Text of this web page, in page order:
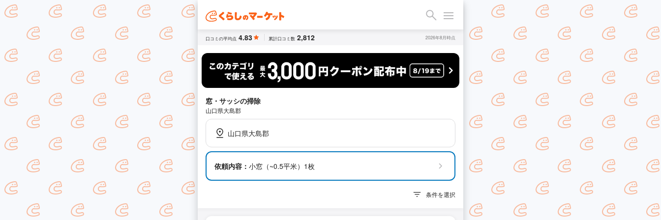
口コミの平均点 4.83 累計口コミ数 2,812 2026年8月時点
窓・サッシの掃除
山口県大島郡
山口県大島郡
依頼内容： 小窓（~0.5平米）1枚
条件を選択